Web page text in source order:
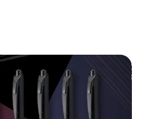
ンえのぐ」 2021年